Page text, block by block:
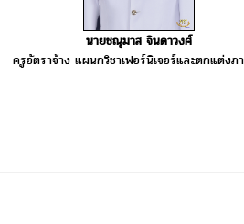
นายชณุมาส จินดาวงศ์
ครูอัตราจ้าง แผนกวิชาเฟอร์นิเจอร์และตกแต่งภ